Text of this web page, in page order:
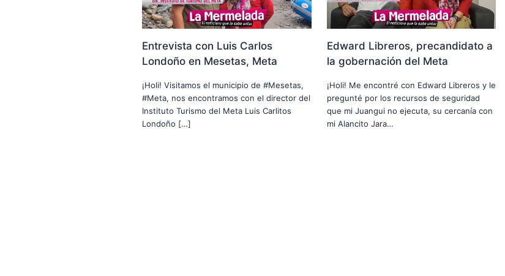
Entrevista con Luis Carlos
Londoño en Mesetas, Meta
¡Holi! Visitamos el municipio de #Mesetas,
#Meta, nos encontramos con el director del
Instituto Turismo del Meta Luis Carlitos
Londoño […]
Edward Libreros, precandidato a
la gobernación del Meta
¡Holi! Me encontré con Edward Libreros y le
pregunté por los recursos de seguridad
que mi Juangui no ejecuta, su cercanía con
mi Alancito Jara…